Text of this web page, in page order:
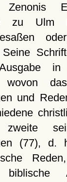
Zenonis
zu Ulm
Seine
wovon
und
(77), d.
biblische